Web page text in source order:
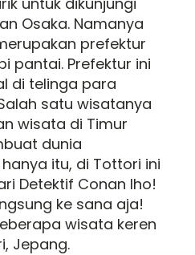
Osaka. Namanya
prefektur
pantai. Prefektur ini
di telinga para
satu wisatanya
wisata di Timur
dunia
itu, di Tottori ini
Detektif Conan lho!
ke sana aja!
wisata keren
Jepang.